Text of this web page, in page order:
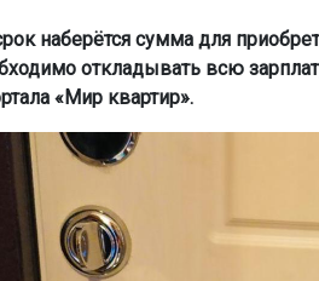
наберётся сумма для
откладывать всю
«Мир квартир».